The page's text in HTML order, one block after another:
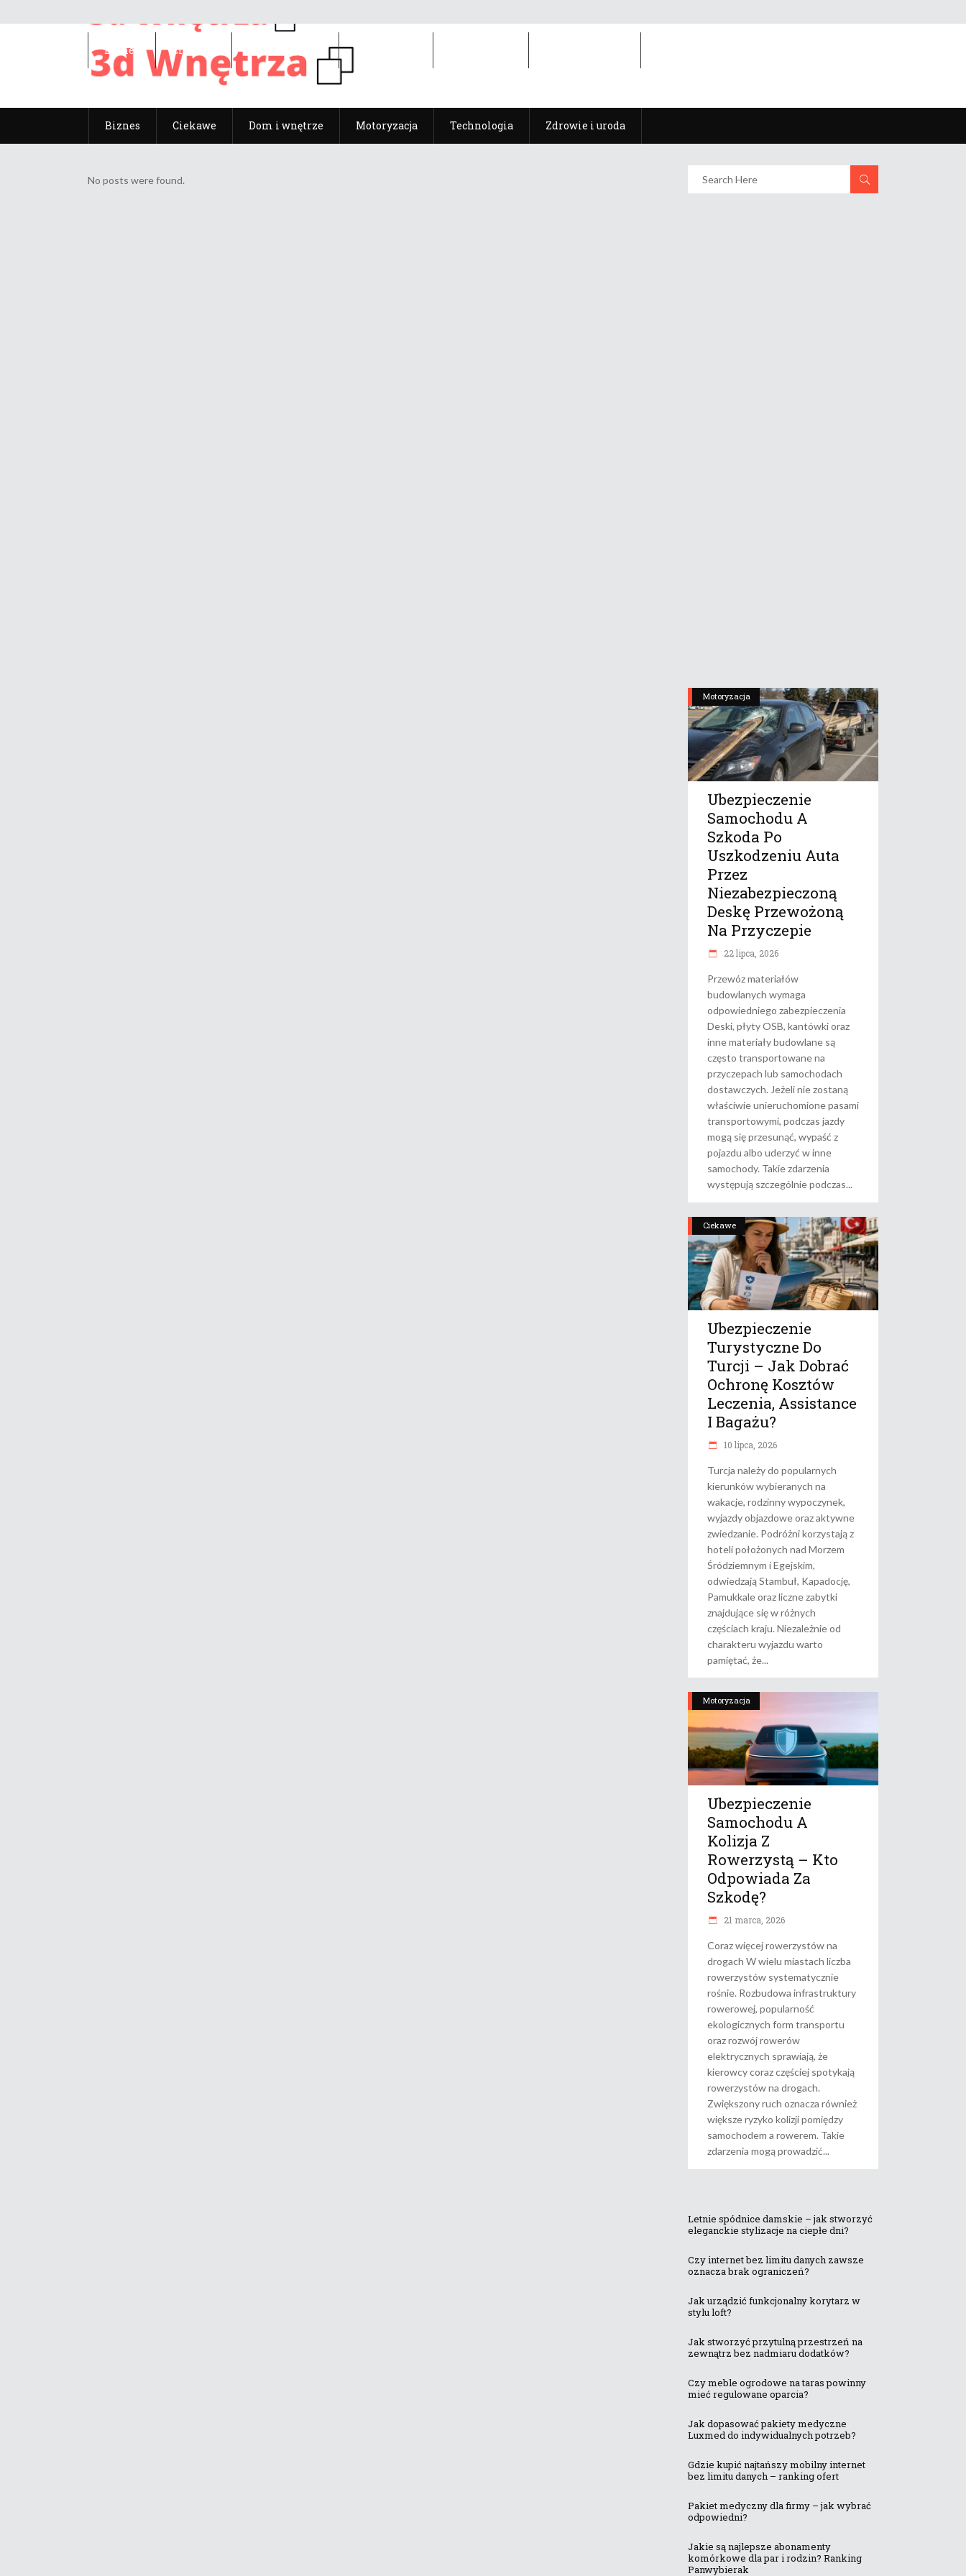
Biznes Ciekawe Dom i wnętrze Motoryzacja Technologia Zdrowie i uroda
Biznes Ciekawe
No posts were found.
Motoryzacja
Ubezpieczenie
Samochodu A
Szkoda Po
Uszkodzeniu Auta
Przez
Niezabezpieczoną
Deskę Przewożoną
Na Przyczepie
22 lipca, 2026
Przewóz materiałów
budowlanych wymaga
odpowiedniego zabezpieczenia
Deski, płyty OSB, kantówki oraz
inne materiały budowlane są
często transportowane na
przyczepach lub samochodach
dostawczych. Jeżeli nie zostaną
właściwie unieruchomione pasami
transportowymi, podczas jazdy
mogą się przesunąć, wypaść z
pojazdu albo uderzyć w inne
samochody. Takie zdarzenia
występują szczególnie podczas
Ciekawe
Ubezpieczenie
Turystyczne Do
Turcji – Jak Dobrać
Ochronę Kosztów
Leczenia, Assistance
I Bagażu?
10 lipca, 2026
Turcja należy do popularnych
kierunków wybieranych na
wakacje, rodzinny wypoczynek,
wyjazdy objazdowe oraz aktywne
zwiedzanie. Podróżni korzystają z
hoteli położonych nad Morzem
Śródziemnym i Egejskim,
odwiedzają Stambuł, Kapadocję,
Pamukkale oraz liczne zabytki
znajdujące się w różnych
częściach kraju. Niezależnie od
charakteru wyjazdu warto
pamiętać, że
Motoryzacja
Ubezpieczenie
Samochodu A
Kolizja Z
Rowerzystą – Kto
Odpowiada Za
Szkodę?
21 marca, 2026
Coraz więcej rowerzystów na
drogach W wielu miastach liczba
rowerzystów systematycznie
rośnie. Rozbudowa infrastruktury
rowerowej, popularność
ekologicznych form transportu
oraz rozwój rowerów
elektrycznych sprawiają, że
kierowcy coraz częściej spotykają
rowerzystów na drogach.
Zwiększony ruch oznacza również
większe ryzyko kolizji pomiędzy
samochodem a rowerem. Takie
zdarzenia mogą prowadzić
Letnie spódnice damskie – jak stworzyć
eleganckie stylizacje na ciepłe dni?
Czy internet bez limitu danych zawsze
oznacza brak ograniczeń?
Jak urządzić funkcjonalny korytarz w
stylu loft?
Jak stworzyć przytulną przestrzeń na
zewnątrz bez nadmiaru dodatków?
Czy meble ogrodowe na taras powinny
mieć regulowane oparcia?
Jak dopasować pakiety medyczne
Luxmed do indywidualnych potrzeb?
Gdzie kupić najtańszy mobilny internet
bez limitu danych – ranking ofert
Pakiet medyczny dla firmy – jak wybrać
odpowiedni?
Jakie są najlepsze abonamenty
komórkowe dla par i rodzin? Ranking
Panwybierak